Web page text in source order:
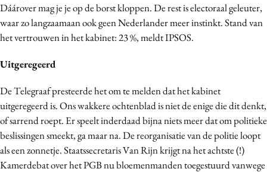
Dáárover mag je je op de borst kloppen. De rest is electoraal geleuter,
waar zo langzaamaan ook geen Nederlander meer instinkt. Stand van
het vertrouwen in het kabinet: 23 %, meldt IPSOS.
Uitgeregeerd
De Telegraaf presteerde het om te melden dat het kabinet
uitgeregeerd is. Ons wakkere ochtenblad is niet de enige die dit denkt,
of sarrend roept. Er speelt inderdaad bijna niets meer dat om politieke
beslissingen smeekt, ga maar na. De reorganisatie van de politie loopt
als een zonnetje. Staatssecretaris Van Rijn krijgt na het achtste (!)
Kamerdebat over het PGB nu bloemenmanden toegestuurd vanwege